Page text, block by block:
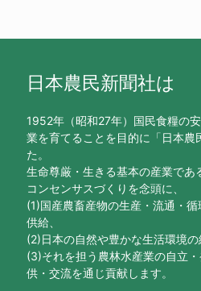
日本農民新聞社は
1952年（昭和27年）国民食糧の
業を育てることを目的に「日本農
た。
生命尊厳・生きる基本の産業であ
コンセンサスづくりを念頭に、
(1)国産農畜産物の生産・流通・
供給、
(2)日本の自然や豊かな生活環境の
(3)それを担う農林水産業の自立
供・交流を通じ貢献します。